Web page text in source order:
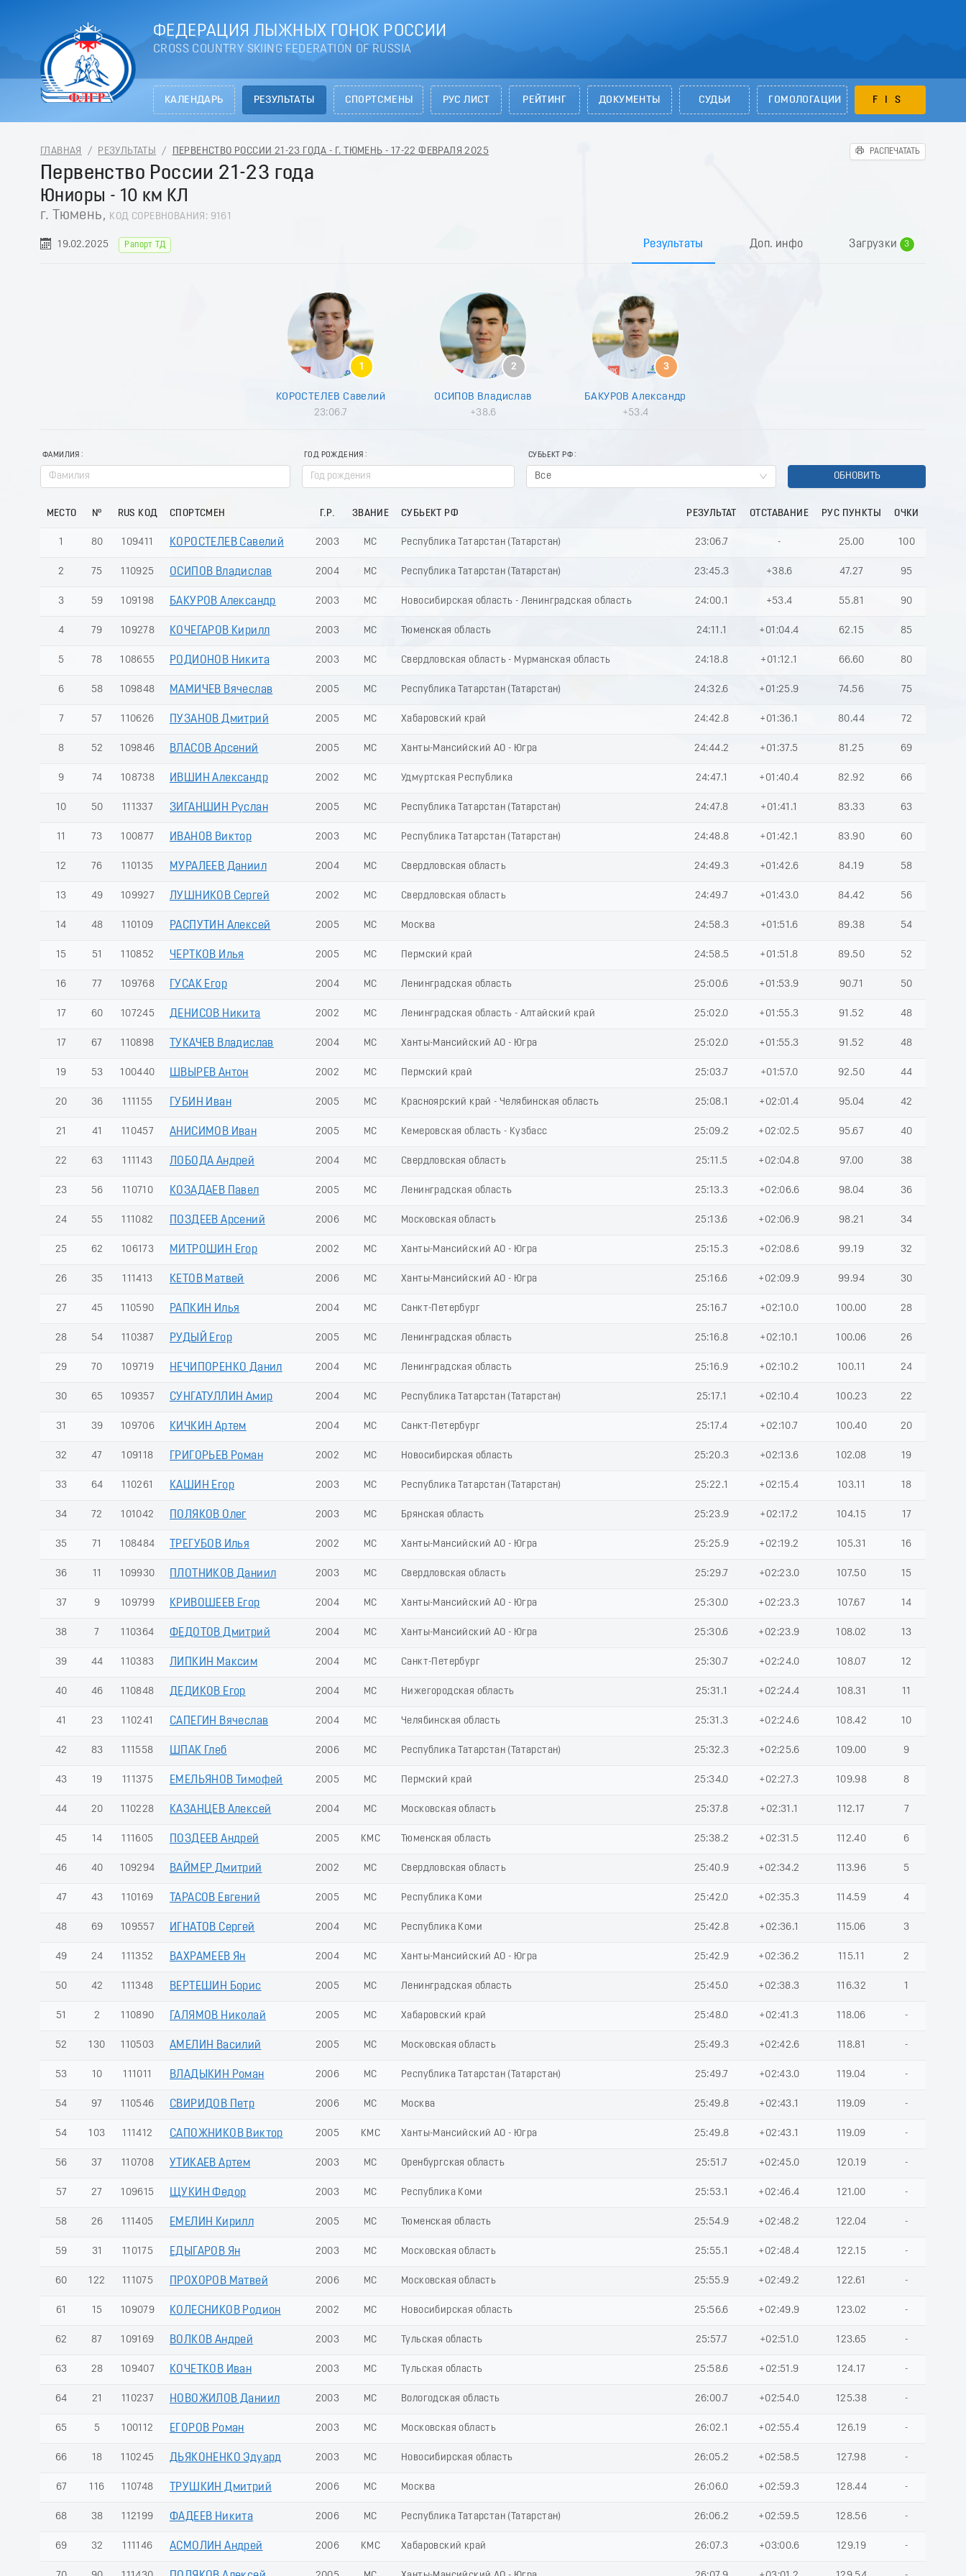
ФЕДЕРАЦИЯ ЛЫЖНЫХ ГОНОК РОССИИ
CROSS COUNTRY SKIING FEDERATION OF RUSSIA
КАЛЕНДАРЬ РЕЗУЛЬТАТЫ СПОРТСМЕНЫ РУС ЛИСТ РЕЙТИНГ ДОКУМЕНТЫ СУДЬИ ГОМОЛОГАЦИИ FIS
ГЛАВНАЯ / РЕЗУЛЬТАТЫ / ПЕРВЕНСТВО РОССИИ 21-23 ГОДА - Г. ТЮМЕНЬ - 17-22 ФЕВРАЛЯ 2025 РАСПЕЧАТАТЬ
Первенство России 21-23 года
Юниоры - 10 км КЛ
г. Тюмень, КОД СОРЕВНОВАНИЯ: 9161
19.02.2025 Рапорт ТД Результаты Доп. инфо Загрузки
3
0
2
4
6
8
1
КОРОСТЕЛЕВ Савелий
23:06.7
2
ОСИПОВ Владислав
+38.6
3
БАКУРОВ Александр
+53.4
ФАМИЛИЯ ГОД РОЖДЕНИЯ СУБЬЕКТ РФ
Все ОБНОВИТЬ
МЕСТО № RUS КОД СПОРТСМЕН Г.Р. ЗВАНИЕ СУБЬЕКТ РФ РЕЗУЛЬТАТ ОТСТАВАНИЕ РУС ПУНКТЫ ОЧКИ
1 80 109411 КОРОСТЕЛЕВ Савелий 2003 МС Республика Татарстан (Татарстан) 23:06.7 - 25.00 100
2 75 110925 ОСИПОВ Владислав 2004 МС Республика Татарстан (Татарстан) 23:45.3 +38.6 47.27 95
3 59 109198 БАКУРОВ Александр 2003 МС Новосибирская область - Ленинградская область 24:00.1 +53.4 55.81 90
4 79 109278 КОЧЕГАРОВ Кирилл 2003 МС Тюменская область 24:11.1 +01:04.4 62.15 85
5 78 108655 РОДИОНОВ Никита 2003 МС Свердловская область - Мурманская область 24:18.8 +01:12.1 66.60 80
6 58 109848 МАМИЧЕВ Вячеслав 2005 МС Республика Татарстан (Татарстан) 24:32.6 +01:25.9 74.56 75
7 57 110626 ПУЗАНОВ Дмитрий 2005 МС Хабаровский край 24:42.8 +01:36.1 80.44 72
8 52 109846 ВЛАСОВ Арсений 2005 МС Ханты-Мансийский АО - Югра 24:44.2 +01:37.5 81.25 69
9 74 108738 ИВШИН Александр 2002 МС Удмуртская Республика 24:47.1 +01:40.4 82.92 66
10 50 111337 ЗИГАНШИН Руслан 2005 МС Республика Татарстан (Татарстан) 24:47.8 +01:41.1 83.33 63
11 73 100877 ИВАНОВ Виктор 2003 МС Республика Татарстан (Татарстан) 24:48.8 +01:42.1 83.90 60
12 76 110135 МУРАЛЕЕВ Даниил 2004 МС Свердловская область 24:49.3 +01:42.6 84.19 58
13 49 109927 ЛУШНИКОВ Сергей 2002 МС Свердловская область 24:49.7 +01:43.0 84.42 56
14 48 110109 РАСПУТИН Алексей 2005 МС Москва 24:58.3 +01:51.6 89.38 54
15 51 110852 ЧЕРТКОВ Илья 2005 МС Пермский край 24:58.5 +01:51.8 89.50 52
16 77 109768 ГУСАК Егор 2004 МС Ленинградская область 25:00.6 +01:53.9 90.71 50
17 60 107245 ДЕНИСОВ Никита 2002 МС Ленинградская область - Алтайский край 25:02.0 +01:55.3 91.52 48
17 67 110898 ТУКАЧЕВ Владислав 2004 МС Ханты-Мансийский АО - Югра 25:02.0 +01:55.3 91.52 48
19 53 100440 ШВЫРЕВ Антон 2002 МС Пермский край 25:03.7 +01:57.0 92.50 44
20 36 111155 ГУБИН Иван 2005 МС Красноярский край - Челябинская область 25:08.1 +02:01.4 95.04 42
21 41 110457 АНИСИМОВ Иван 2005 МС Кемеровская область - Кузбасс 25:09.2 +02:02.5 95.67 40
22 63 111143 ЛОБОДА Андрей 2004 МС Свердловская область 25:11.5 +02:04.8 97.00 38
23 56 110710 КОЗАДАЕВ Павел 2005 МС Ленинградская область 25:13.3 +02:06.6 98.04 36
24 55 111082 ПОЗДЕЕВ Арсений 2006 МС Московская область 25:13.6 +02:06.9 98.21 34
25 62 106173 МИТРОШИН Егор 2002 МС Ханты-Мансийский АО - Югра 25:15.3 +02:08.6 99.19 32
26 35 111413 КЕТОВ Матвей 2006 МС Ханты-Мансийский АО - Югра 25:16.6 +02:09.9 99.94 30
27 45 110590 РАПКИН Илья 2004 МС Санкт-Петербург 25:16.7 +02:10.0 100.00 28
28 54 110387 РУДЫЙ Егор 2005 МС Ленинградская область 25:16.8 +02:10.1 100.06 26
29 70 109719 НЕЧИПОРЕНКО Данил 2004 МС Ленинградская область 25:16.9 +02:10.2 100.11 24
30 65 109357 СУНГАТУЛЛИН Амир 2004 МС Республика Татарстан (Татарстан) 25:17.1 +02:10.4 100.23 22
31 39 109706 КИЧКИН Артем 2004 МС Санкт-Петербург 25:17.4 +02:10.7 100.40 20
32 47 109118 ГРИГОРЬЕВ Роман 2002 МС Новосибирская область 25:20.3 +02:13.6 102.08 19
33 64 110261 КАШИН Егор 2003 МС Республика Татарстан (Татарстан) 25:22.1 +02:15.4 103.11 18
34 72 101042 ПОЛЯКОВ Олег 2003 МС Брянская область 25:23.9 +02:17.2 104.15 17
35 71 108484 ТРЕГУБОВ Илья 2002 МС Ханты-Мансийский АО - Югра 25:25.9 +02:19.2 105.31 16
36 11 109930 ПЛОТНИКОВ Даниил 2003 МС Свердловская область 25:29.7 +02:23.0 107.50 15
37 9 109799 КРИВОШЕЕВ Егор 2004 МС Ханты-Мансийский АО - Югра 25:30.0 +02:23.3 107.67 14
38 7 110364 ФЕДОТОВ Дмитрий 2004 МС Ханты-Мансийский АО - Югра 25:30.6 +02:23.9 108.02 13
39 44 110383 ЛИПКИН Максим 2004 МС Санкт-Петербург 25:30.7 +02:24.0 108.07 12
40 46 110848 ДЕДИКОВ Егор 2004 МС Нижегородская область 25:31.1 +02:24.4 108.31 11
41 23 110241 САПЕГИН Вячеслав 2004 МС Челябинская область 25:31.3 +02:24.6 108.42 10
42 83 111558 ШПАК Глеб 2006 МС Республика Татарстан (Татарстан) 25:32.3 +02:25.6 109.00 9
43 19 111375 ЕМЕЛЬЯНОВ Тимофей 2005 МС Пермский край 25:34.0 +02:27.3 109.98 8
44 20 110228 КАЗАНЦЕВ Алексей 2004 МС Московская область 25:37.8 +02:31.1 112.17 7
45 14 111605 ПОЗДЕЕВ Андрей 2005 КМС Тюменская область 25:38.2 +02:31.5 112.40 6
46 40 109294 ВАЙМЕР Дмитрий 2002 МС Свердловская область 25:40.9 +02:34.2 113.96 5
47 43 110169 ТАРАСОВ Евгений 2005 МС Республика Коми 25:42.0 +02:35.3 114.59 4
48 69 109557 ИГНАТОВ Сергей 2004 МС Республика Коми 25:42.8 +02:36.1 115.06 3
49 24 111352 ВАХРАМЕЕВ Ян 2004 МС Ханты-Мансийский АО - Югра 25:42.9 +02:36.2 115.11 2
50 42 111348 ВЕРТЕШИН Борис 2005 МС Ленинградская область 25:45.0 +02:38.3 116.32 1
51 2 110890 ГАЛЯМОВ Николай 2005 МС Хабаровский край 25:48.0 +02:41.3 118.06 -
52 130 110503 АМЕЛИН Василий 2005 МС Московская область 25:49.3 +02:42.6 118.81 -
53 10 111011 ВЛАДЫКИН Роман 2006 МС Республика Татарстан (Татарстан) 25:49.7 +02:43.0 119.04 -
54 97 110546 СВИРИДОВ Петр 2006 МС Москва 25:49.8 +02:43.1 119.09 -
54 103 111412 САПОЖНИКОВ Виктор 2005 КМС Ханты-Мансийский АО - Югра 25:49.8 +02:43.1 119.09 -
56 37 110708 УТИКАЕВ Артем 2003 МС Оренбургская область 25:51.7 +02:45.0 120.19 -
57 27 109615 ЩУКИН Федор 2003 МС Республика Коми 25:53.1 +02:46.4 121.00 -
58 26 111405 ЕМЕЛИН Кирилл 2005 МС Тюменская область 25:54.9 +02:48.2 122.04 -
59 31 110175 ЕДЫГАРОВ Ян 2003 МС Московская область 25:55.1 +02:48.4 122.15 -
60 122 111075 ПРОХОРОВ Матвей 2006 МС Московская область 25:55.9 +02:49.2 122.61 -
61 15 109079 КОЛЕСНИКОВ Родион 2002 МС Новосибирская область 25:56.6 +02:49.9 123.02 -
62 87 109169 ВОЛКОВ Андрей 2003 МС Тульская область 25:57.7 +02:51.0 123.65 -
63 28 109407 КОЧЕТКОВ Иван 2003 МС Тульская область 25:58.6 +02:51.9 124.17 -
64 21 110237 НОВОЖИЛОВ Даниил 2003 МС Вологодская область 26:00.7 +02:54.0 125.38 -
65 5 100112 ЕГОРОВ Роман 2003 МС Московская область 26:02.1 +02:55.4 126.19 -
66 18 110245 ДЬЯКОНЕНКО Эдуард 2003 МС Новосибирская область 26:05.2 +02:58.5 127.98 -
67 116 110748 ТРУШКИН Дмитрий 2006 МС Москва 26:06.0 +02:59.3 128.44 -
68 38 112199 ФАДЕЕВ Никита 2006 МС Республика Татарстан (Татарстан) 26:06.2 +02:59.5 128.56 -
69 32 111146 АСМОЛИН Андрей 2006 КМС Хабаровский край 26:07.3 +03:00.6 129.19 -